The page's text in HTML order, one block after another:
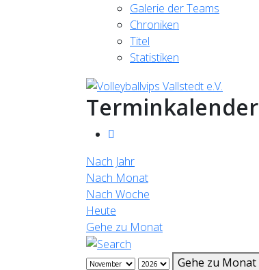
Galerie der Teams
Chroniken
Titel
Statistiken
Terminkalender
Nach Jahr
Nach Monat
Nach Woche
Heute
Gehe zu Monat
Gehe zu Monat